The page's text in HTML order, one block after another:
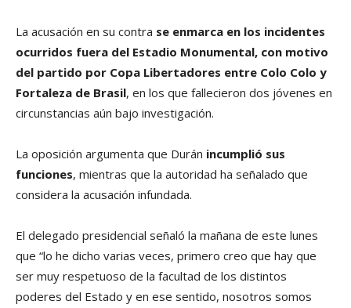
La acusación en su contra se enmarca en los incidentes
ocurridos fuera del Estadio Monumental, con motivo
del partido por Copa Libertadores entre Colo Colo y
Fortaleza de Brasil, en los que fallecieron dos jóvenes en
circunstancias aún bajo investigación.
La oposición argumenta que Durán incumplió sus
funciones, mientras que la autoridad ha señalado que
considera la acusación infundada.
El delegado presidencial señaló la mañana de este lunes
que “lo he dicho varias veces, primero creo que hay que
ser muy respetuoso de la facultad de los distintos
poderes del Estado y en ese sentido, nosotros somos